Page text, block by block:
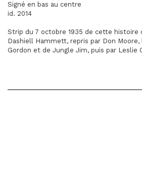
Signé en bas au centre
id. 2014
Strip du 7 octobre 1935 de cette histoire
Dashiell Hammett, repris par Don
Gordon et de Jungle Jim, puis par Leslie